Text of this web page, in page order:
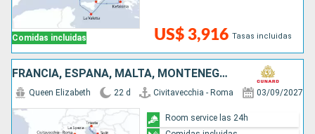
Comidas incluidas US$ 3,916 Tasas incluidas
FRANCIA, ESPAÑA, MALTA, MONTENEGRO, CROACIA, GRECIA, ITALIA
Queen Elizabeth 22 d Civitavecchia - Roma 03/09/2027
Room service las 24h